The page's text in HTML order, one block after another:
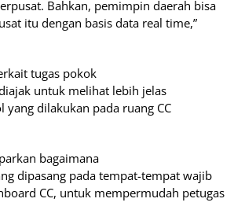
Bahkan, pemimpin daerah bisa
itu dengan basis data real time,”
tugas pokok
untuk melihat lebih jelas
dilakukan pada ruang CC
bagaimana
dipasang pada tempat-tempat wajib
CC, untuk mempermudah petugas